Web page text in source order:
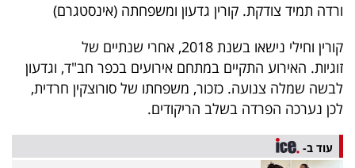
מייל
אדום
פרסמו
באייס
ורדה תמיד צודקת. קורין גדעון ומשפחתה (אינסטגרם)
קורין וחילי נישאו בשנת 2018, אחרי שנתיים של
זוגיות. האירוע התקיים במתחם אירועים בכפר חב"ד, וגדעון
לבשה שמלה צנועה. כזכור, משפחתו של סורוצקין חרדית,
לכן נערכה הפרדה בשלב הריקודים.
עוד ב-